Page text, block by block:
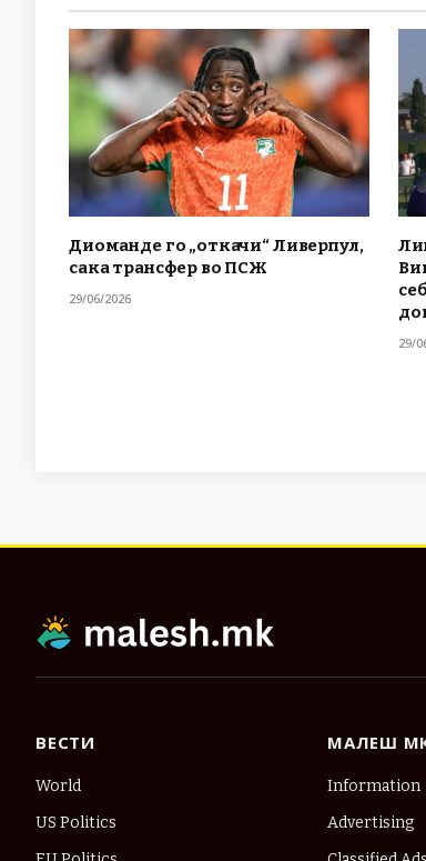
Диоманде го „откачи“ Ливерпул,
сака трансфер во ПСЖ
29/06/2026
29/
ВЕСТИ
World
US Politics
МАЛЕШ
Information
Advertising